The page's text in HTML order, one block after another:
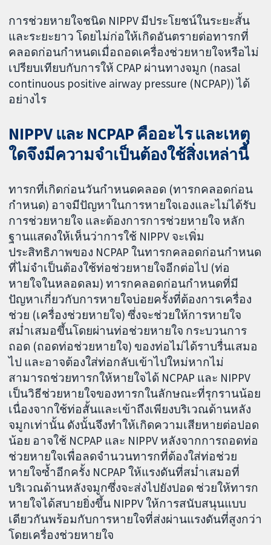
การช่วยหายใจชนิด NIPPV มีประโยชน์ในระยะสั้น
และระยะยาว โดยไม่ก่อให้เกิดอันตรายต่อทารกที่
คลอดก่อนกำหนดเมื่อถอดเครื่องช่วยหายใจหรือไม่
เปรียบเทียบกับการให้ CPAP ผ่านทางจมูก (nasal
continuous positive airway pressure (NCPAP)) ได้
อย่างไร
NIPPV และ NCPAP คืออะไร และเหตุ
ใดจึงมีความจำเป็นต้องใช้สิ่งเหล่านี้
ทารกที่เกิดก่อนวันกำหนดคลอด (ทารกคลอดก่อน
กำหนด) อาจมีปัญหาในการหายใจเองและไม่ได้รับ
การช่วยหายใจ และต้องการการช่วยหายใจ หลัก
ฐานแสดงให้เห็นว่าการใช้ NIPPV จะเพิ่ม
ประสิทธิภาพของ NCPAP ในทารกคลอดก่อนกำหนด
ที่ไม่จำเป็นต้องใช้ท่อช่วยหายใจอีกต่อไป (ท่อ
หายใจในหลอดลม) ทารกคลอดก่อนกำหนดที่มี
ปัญหาเกี่ยวกับการหายใจบ่อยครั้งที่ต้องการเครื่อง
ช่วย (เครื่องช่วยหายใจ) ซึ่งจะช่วยให้การหายใจ
สม่ำเสมอขึ้นโดยผ่านท่อช่วยหายใจ กระบวนการ
ถอด (ถอดท่อช่วยหายใจ) ของท่อไม่ได้ราบรื่นเสมอ
ไป และอาจต้องใส่ท่อกลับเข้าไปใหม่หากไม่
สามารถช่วยทารกให้หายใจได้ NCPAP และ NIPPV
เป็นวิธีช่วยหายใจของทารกในลักษณะที่รุกรานน้อย
เนื่องจากใช้ท่อสั้นและเข้าถึงเพียงบริเวณด้านหลัง
จมูกเท่านั้น ดังนั้นจึงทำให้เกิดความเสียหายต่อปอด
น้อย อาจใช้ NCPAP และ NIPPV หลังจากการถอดท่อ
ช่วยหายใจเพื่อลดจำนวนทารกที่ต้องใส่ท่อช่วย
หายใจซ้ำอีกครั้ง NCPAP ให้แรงดันที่สม่ำเสมอที่
บริเวณด้านหลังจมูกซึ่งจะส่งไปยังปอด ช่วยให้ทารก
หายใจได้สบายยิ่งขึ้น NIPPV ให้การสนับสนุนแบบ
เดียวกันพร้อมกับการหายใจที่ส่งผ่านแรงดันที่สูงกว่า
โดยเครื่องช่วยหายใจ